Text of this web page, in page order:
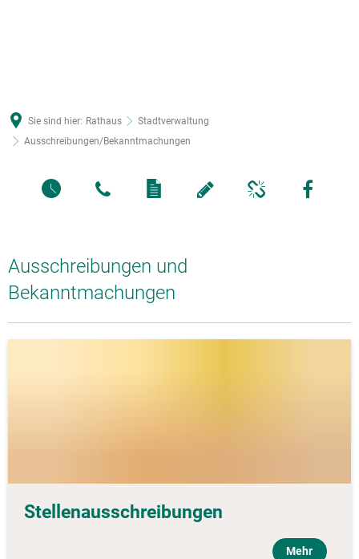
Sie sind hier: Rathaus
Stadtverwaltung
Ausschreibungen/Bekanntmachungen
Ausschreibungen und
Bekanntmachungen
Stellenausschreibungen
Mehr